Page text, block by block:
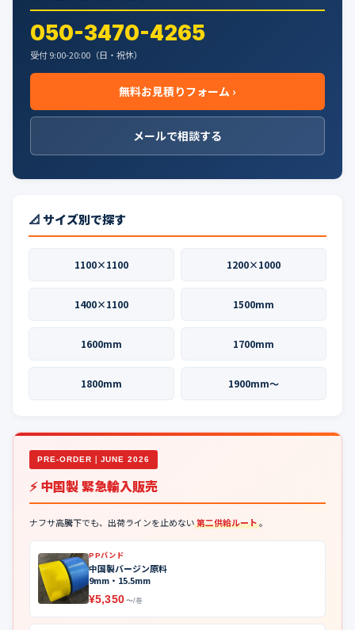
050-3470-4265
受付 9:00-20:00（日・祝休）
無料お見積りフォーム ›
メールで相談する
📐 サイズ別で探す
1100×1100 1200×1000
1400×1100 1500mm
1600mm 1700mm
1800mm 1900mm〜
PRE-ORDER｜JUNE 2026
⚡ 中国製 緊急輸入販売
ナフサ高騰下でも、出荷ラインを止めない第二供給ルート。
PPバンド
中国製バージン原料
9mm・15.5mm
¥5,350 〜/巻